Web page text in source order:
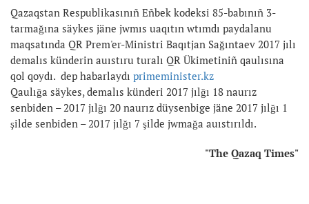
Qazaqstan Respublikasınıñ Eñbek kodeksi 85-babınıñ 3-
tarmağına säykes jäne jwmıs uaqıtın wtımdı paydalanu
maqsatında QR Prem'er-Ministri Baqıtjan Sağıntaev 2017 jılı
demalıs künderin auıstıru turalı QR Ükimetiniñ qaulısına
qol qoydı. dep habarlaydı primeminister.kz
Qaulığa säykes, demalıs künderi 2017 jılğı 18 naurız
senbiden – 2017 jılğı 20 naurız düysenbige jäne 2017 jılğı 1
şilde senbiden – 2017 jılğı 7 şilde jwmağa auıstırıldı.
"The Qazaq Times"